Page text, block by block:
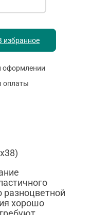
избранное
оформлении
оплаты
разноцветной
хорошо